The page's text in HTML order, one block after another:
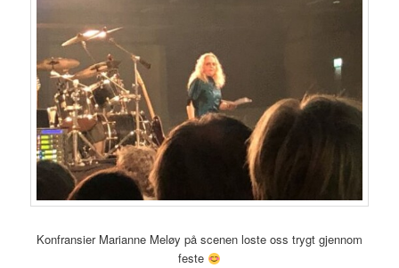
Konfransier Marianne Meløy på scenen loste oss trygt gjennom
feste